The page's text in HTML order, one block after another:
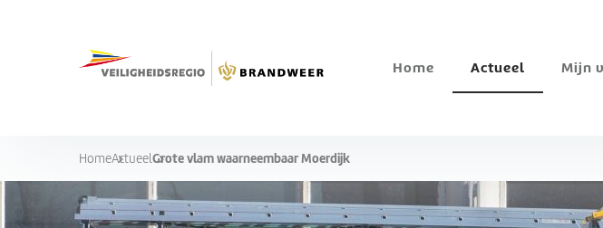
Home Actueel Mijn
HomeActueelGrote vlam waarneembaar Moerdijk